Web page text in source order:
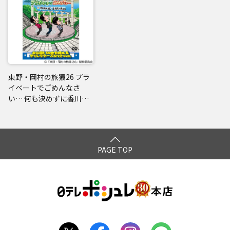
東野・岡村の旅猿26 プラ
イベートでごめんなさ
い… 何も決めずに香川県
PAGE TOP